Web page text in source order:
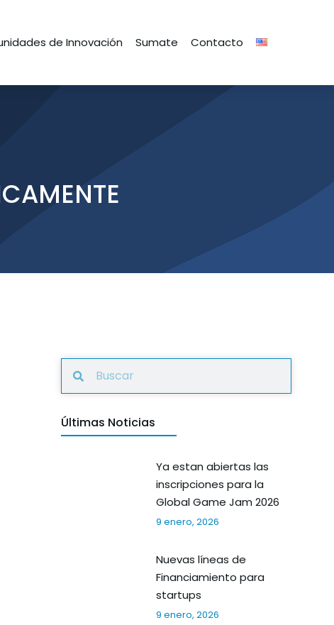
de Innovación Sumate Contacto
Últimas Noticias
Ya estan abiertas las
inscripciones para la
Global Game Jam 2026
9 enero, 2026
Nuevas líneas de
Financiamiento para
startups
9 enero, 2026